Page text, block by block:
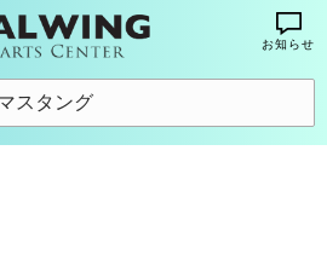
お知らせ